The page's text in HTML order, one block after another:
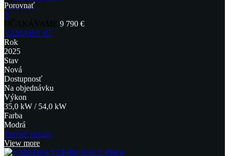
Porovnať
1
9 790 €
YAMAHA R7
Rok
2025
Stav
Nová
Dostupnosť
Na objednávku
Výkon
35,0 kW / 54,0 kW
Farba
Modrá
Pozrieť detaily
View more